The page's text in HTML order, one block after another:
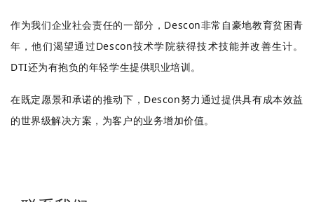
作为我们企业社会责任的一部分，Descon非常自豪地教育贫困青
年，他们渴望通过Descon技术学院获得技术技能并改善生计。
DTI还为有抱负的年轻学生提供职业培训。
在既定愿景和承诺的推动下，Descon努力通过提供具有成本效益
的世界级解决方案，为客户的业务增加价值。